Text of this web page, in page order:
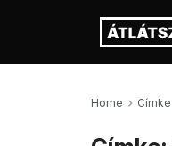
Home Címke